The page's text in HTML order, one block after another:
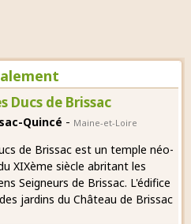
Ducs de Brissac
Quincé - Maine-et-Loire
de Brissac est un temple néo-
XIXème siècle abritant les
Seigneurs de Brissac. L'édifice
jardins du Château de Brissac